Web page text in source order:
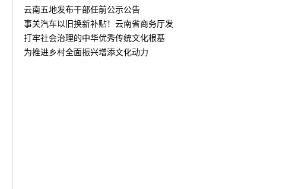
用
云南五地发布干部任前公示公告
事关汽车以旧换新补贴！云南省商务厅发
布公
打牢社会治理的中华优秀传统文化根基
为推进乡村全面振兴增添文化动力